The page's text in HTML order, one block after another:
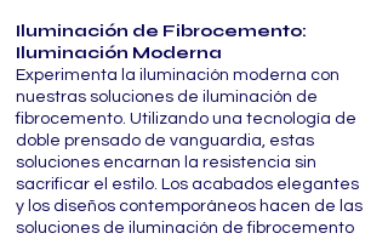
Iluminación de Fibrocemento:
Iluminación Moderna
Experimenta la iluminación moderna con
nuestras soluciones de iluminación de
fibrocemento. Utilizando una tecnología de
doble prensado de vanguardia, estas
soluciones encarnan la resistencia sin
sacrificar el estilo. Los acabados elegantes
y los diseños contemporáneos hacen de las
soluciones de iluminación de fibrocemento